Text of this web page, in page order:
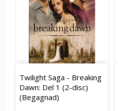
Twilight Saga - Breaking
Dawn: Del 1 (2-disc)
(Begagnad)